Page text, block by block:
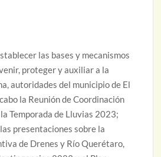
las bases y mecanismos
proteger y auxiliar a la
autoridades del municipio de El
la Reunión de Coordinación
Temporada de Lluvias 2023;
presentaciones sobre la
de Drenes y Río Querétaro,